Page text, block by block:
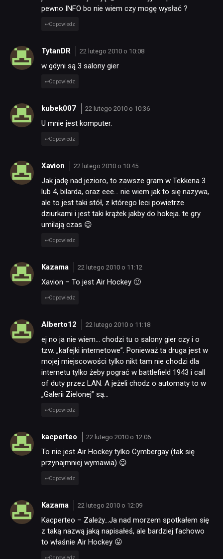
pewno INFO bo nie wiem czy mogę wysłać ?
Odpowiedz
TytanDR 22 lutego 2010 o 10:08
w gdyni są 3 salony gier
Odpowiedz
kubek007 22 lutego 2010 o 10:36
U mnie jest komputer.
Odpowiedz
Xavion 22 lutego 2010 o 10:45
Jak jadę nad jezioro, to zawsze gram w Tekkena 3
lub 4, bilarda, oraz eee… nie wiem jak to się nazywa,
ale to jest taki stół, z którego leci powietrze
dziurkami i jest taki krążek jakby do hokeja. te gry
umilają czas 😉
Odpowiedz
Kazama 22 lutego 2010 o 11:12
Xavion – To jest Air Hockey 🙂
Odpowiedz
Alberto12 22 lutego 2010 o 11:18
ej no ja nie wiem… chodzi tu o salony gier czy i o
tzw. „kafejki internetowe”. Ponieważ ta druga jest w
mojej miejscowości tylko nikt tam nie chodzi dla
internetu tylko żeby pograć w battlefield 1943 i call
of duty przez LAN. A jeżeli chodz o automaty to w
„Galerii Zielonej” są…
Odpowiedz
kacperteo 22 lutego 2010 o 12:06
To nie jest Air Hockey tylko Cymbergay (tak się
przynajmniej wymawia) 😉
Odpowiedz
Kazama 22 lutego 2010 o 12:09
Kacperteo – Zależy…Ja nad morzem spotkałem się
z taką nazwą jaką napisałeś, ale bardziej fachowo
to właśnie Air Hockey 😛
Odpowiedz